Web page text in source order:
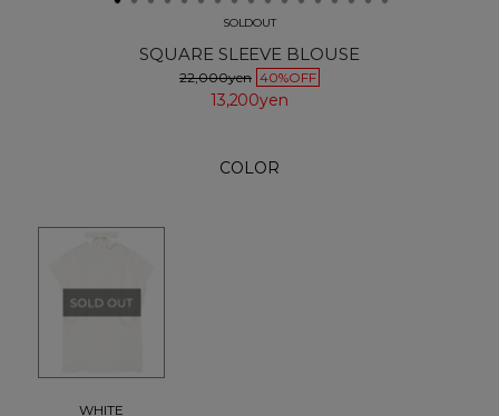
SOLDOUT
SQUARE SLEEVE BLOUSE
22,000yen 40%OFF
13,200yen
COLOR
WHITE